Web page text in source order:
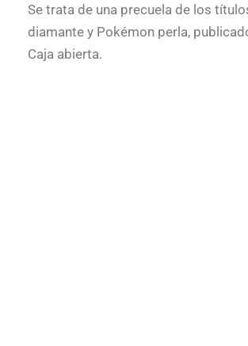
Se trata de una precuela de los
diamante y Pokémon perla,
Caja abierta.